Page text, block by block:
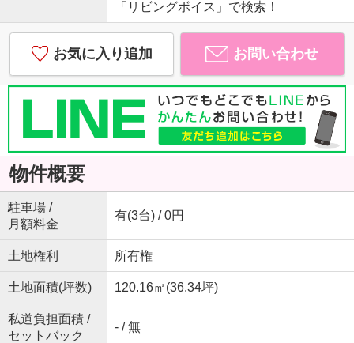
「リビングボイス」で検索！
お気に入り追加 お問い合わせ
物件概要
駐車場 /
月額料金
有(3台) / 0円
土地権利 所有権
土地面積(坪数) 120.16㎡(36.34坪)
私道負担面積 /
セットバック
- / 無